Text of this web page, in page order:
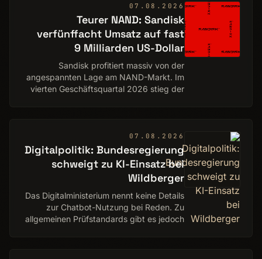
Mach…
07.08.2026
Teurer NAND: Sandisk
verfünffacht Umsatz auf fast
9 Milliarden US-Dollar
Sandisk profitiert massiv von der
angespannten Lage am NAND-Markt. Im
vierten Geschäftsquartal 2026 stieg der
07.08.2026
Digitalpolitik: Bundesregierung
schweigt zu KI-Einsatz bei
Wildberger
Das Digitalministerium nennt keine Details
zur Chatbot-Nutzung bei Reden. Zu
allgemeinen Prüfstandards gibt es jedoch